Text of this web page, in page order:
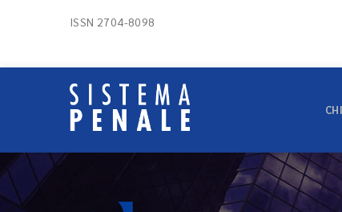
ISSN 2704-8098